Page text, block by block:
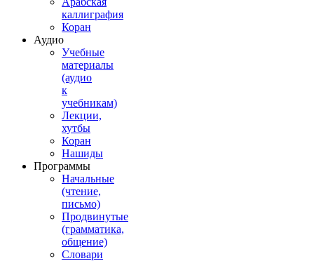
каллиграфия
Коран
Аудио
Учебные
материалы
(аудио
к
учебникам)
Лекции,
хутбы
Коран
Нашиды
Программы
Начальные
(чтение,
письмо)
Продвинутые
(грамматика,
общение)
Словари